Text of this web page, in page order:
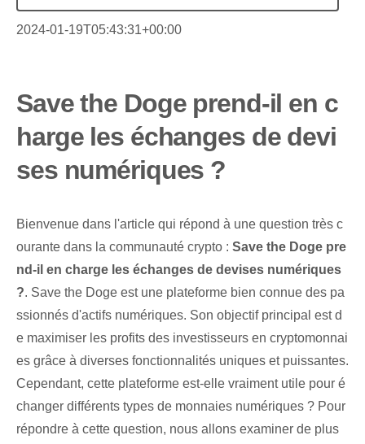
2024-01-19T05:43:31+00:00
Save the Doge prend-il en c
harge les échanges de devi
ses numériques ?
Bienvenue dans l'article qui répond à une question très c
ourante dans la communauté crypto : Save the Doge pre
nd-il en charge les échanges de devises numériques
?. Save the Doge est une plateforme bien connue des pa
ssionnés d'actifs numériques. Son objectif principal est d
e maximiser les profits des investisseurs en cryptomonnai
es grâce à diverses fonctionnalités uniques et puissantes.
Cependant, cette plateforme est-elle vraiment utile pour é
changer différents types de monnaies numériques ? Pour
répondre à cette question, nous allons examiner de plus